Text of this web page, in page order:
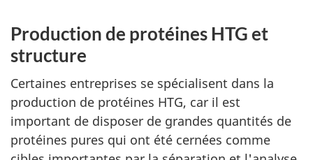
Production de protéines HTG et
structure
Certaines entreprises se spécialisent dans la
production de protéines HTG, car il est
important de disposer de grandes quantités de
protéines pures qui ont été cernées comme